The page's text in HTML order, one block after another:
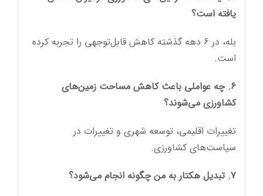
یافته است؟
بله، در ۶ دهه گذشته کاهش قابل‌توجهی را تجربه کرده
است.
6. چه عواملی باعث کاهش مساحت زمین‌های
کشاورزی می‌شوند؟
تغییرات اقلیمی، توسعه شهری و تغییرات در
سیاست‌های کشاورزی.
7. تبدیل هکتار به من چگونه انجام می‌شود؟